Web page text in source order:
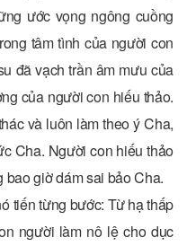
ước vọng ngông cuồng
tâm tình của người con
đã vạch trần âm mưu của
của người con hiếu thảo.
và luôn làm theo ý Cha,
Cha. Người con hiếu thảo
giờ dám sai bảo Cha.
tiến từng bước: Từ hạ thấp
người làm nô lệ cho dục